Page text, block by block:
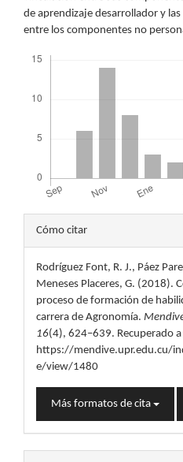
de aprendizaje desarrollador y
entre los componentes no
Detalles
del
artículo
Cómo citar
Rodríguez Font, R. J., Páez
Meneses Placeres, G. (2018).
proceso de formación de
carrera de Agronomía.
16(4), 624–639. Recuperado
https://mendive.upr.edu.cu/
e/view/1480
Más formatos de cita